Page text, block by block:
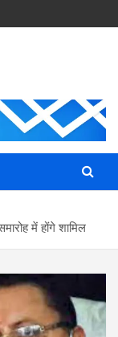
में होंगे शामिल